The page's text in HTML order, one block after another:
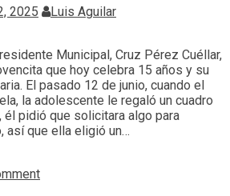
2025 Luis Aguilar
Municipal, Cruz Pérez Cuéllar,
que hoy celebra 15 años y su
El pasado 12 de junio, cuando el
la adolescente le regaló un cuadro
él pidió que solicitara algo para
así que ella eligió un…